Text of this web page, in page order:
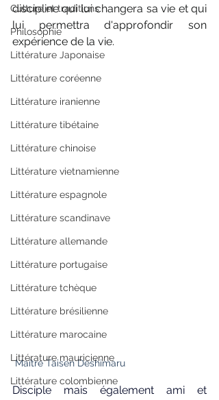
Culture et traditions
Philosophie
Littérature Japonaise
Littérature coréenne
Littérature iranienne
Littérature tibétaine
Littérature chinoise
Littérature vietnamienne
Littérature espagnole
Littérature scandinave
Littérature allemande
Littérature portugaise
Littérature tchèque
Littérature brésilienne
Littérature marocaine
Littérature mauricienne
Littérature colombienne
discipline qui lui changera sa vie et qui
lui permettra d'approfondir son
expérience de la vie.
Maître Taisen Deshimaru
Disciple mais également ami et